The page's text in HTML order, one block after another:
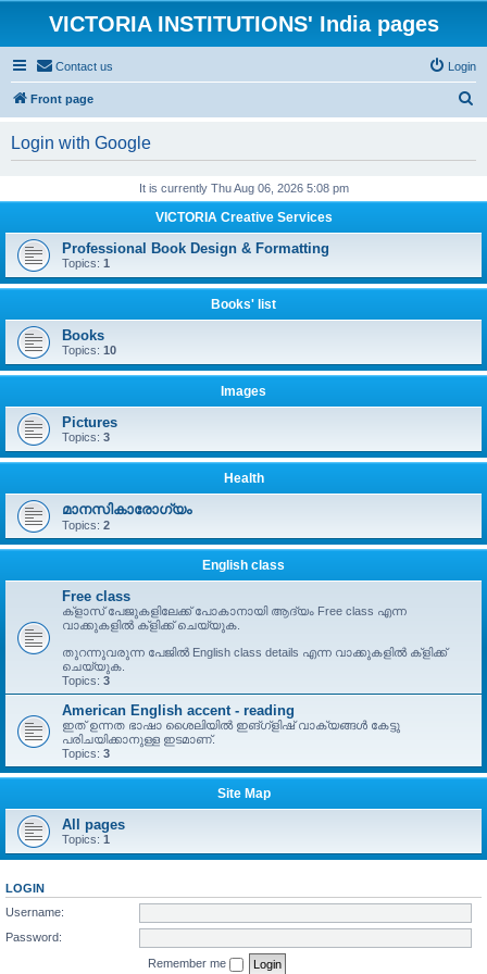
VICTORIA INSTITUTIONS' India pages
Contact us Login
Front page
c
Login with Google
It is currently Thu Aug 06, 2026 5:08 pm
VICTORIA Creative Services
Professional Book Design & Formatting
Topics: 1
Books' list
Books
Topics: 10
Images
Pictures
Topics: 3
Health
മാനസികാരോഗ്യം
Topics: 2
English class
Free class
ക്ളാസ് പേജുകളിലേക്ക് പോകാനായി ആദ്യം Free class എന്ന
വാക്കുകളിൽ ക്ളിക്ക് ചെയ്യുക.
തുറന്നുവരുന്ന പേജിൽ English class details എന്ന വാക്കുകളിൽ ക്ളിക്ക്
ചെയ്യുക.
Topics: 3
American English accent - reading
ഇത് ഉന്നത ഭാഷാ ശൈലിയിൽ ഇങ്ഗ്ളിഷ് വാക്യങ്ങൾ കേട്ടു
പരിചയിക്കാനുള്ള ഇടമാണ്.
Topics: 3
Site Map
All pages
Topics: 1
LOGIN
Username:
Password:
Remember me